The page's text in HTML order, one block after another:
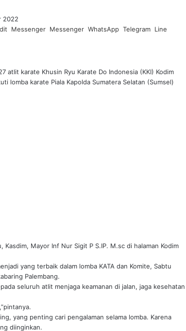
2022
Messenger Messenger WhatsApp Telegram Line
atlit karate Khusin Ryu Karate Do Indonesia (KKI) Kodim
lomba karate Piala Kapolda Sumatera Selatan (Sumsel)
Mayor Inf Nur Sigit P S.IP. M.sc di halaman Kodim
yang terbaik dalam lomba KATA dan Komite, Sabtu
Palembang.
seluruh atlit menjaga keamanan di jalan, jaga kesehatan
yang penting cari pengalaman selama lomba. Karena
diinginkan.